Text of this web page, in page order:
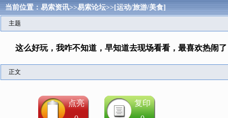
当前位置：易索资讯>>易索论坛>>[运动/旅游/美食]
主题
这么好玩，我咋不知道，早知道去现场看看，最喜欢热闹了
正文
点亮
复印